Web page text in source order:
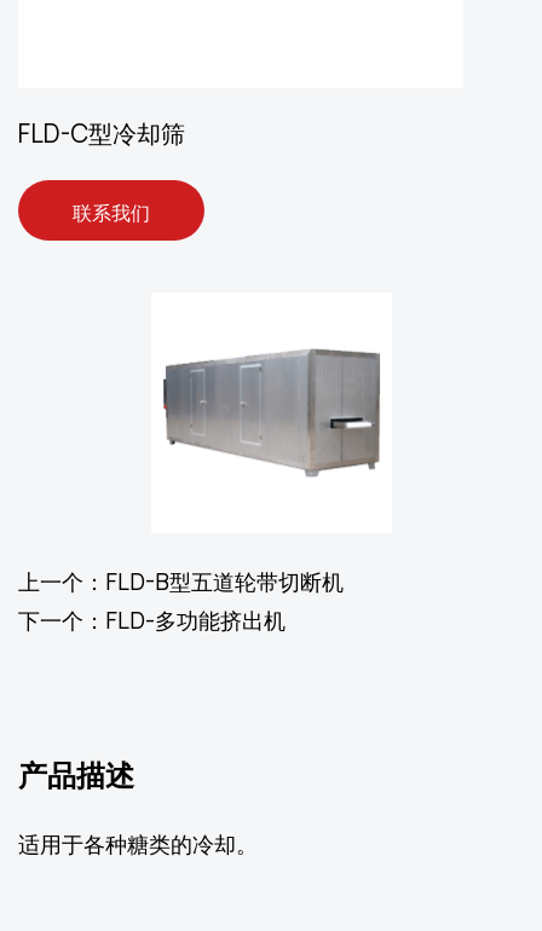
FLD-C型冷却筛
联系我们
上一个：FLD-B型五道轮带切断机
下一个：FLD-多功能挤出机
产品描述
适用于各种糖类的冷却。